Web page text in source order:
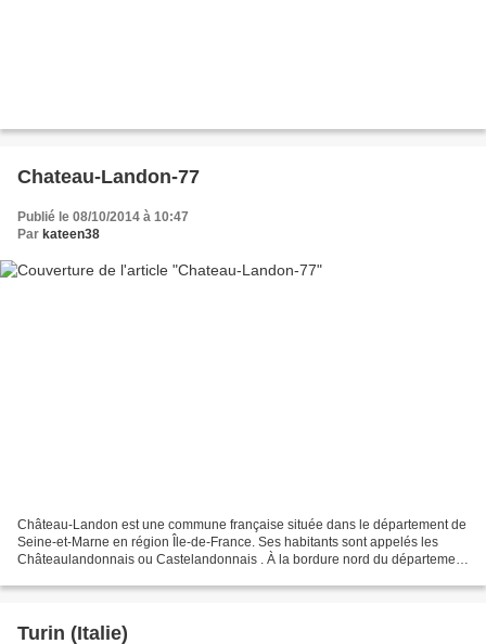
Chateau-Landon-77
Publié le 08/10/2014 à 10:47
Par kateen38
Château-Landon est une commune française située dans le département de
Seine-et-Marne en région Île-de-France. Ses habitants sont appelés les
Châteaulandonnais ou Castelandonnais . À la bordure nord du département
Turin (Italie)